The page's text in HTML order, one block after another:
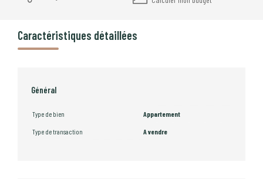
Caractéristiques détaillées
Général
Type de bien Appartement
Type de transaction A vendre